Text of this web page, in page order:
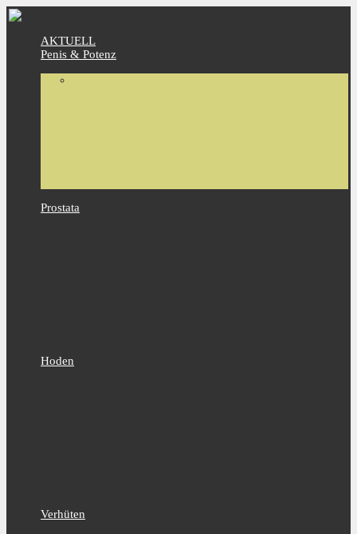
AKTUELL
Penis & Potenz
Prostata
Hoden
Verhüten